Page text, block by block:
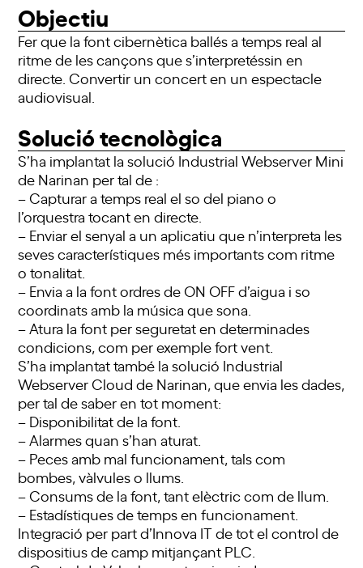
Objectiu
Fer que la font cibernètica ballés a temps real al
ritme de les cançons que s’interpretéssin en
directe. Convertir un concert en un espectacle
audiovisual.
Solució tecnològica
S’ha implantat la solució Industrial Webserver Mini
de Narinan per tal de :
– Capturar a temps real el so del piano o
l’orquestra tocant en directe.
– Enviar el senyal a un aplicatiu que n’interpreta les
seves característiques més importants com ritme
o tonalitat.
– Envia a la font ordres de ON OFF d’aigua i so
coordinats amb la música que sona.
– Atura la font per seguretat en determinades
condicions, com per exemple fort vent.
S’ha implantat també la solució Industrial
Webserver Cloud de Narinan, que envia les dades,
per tal de saber en tot moment:
– Disponibilitat de la font.
– Alarmes quan s’han aturat.
– Peces amb mal funcionament, tals com
bombes, vàlvules o llums.
– Consums de la font, tant elèctric com de llum.
– Estadístiques de temps en funcionament.
Integració per part d’Innova IT de tot el control de
dispositius de camp mitjançant PLC.